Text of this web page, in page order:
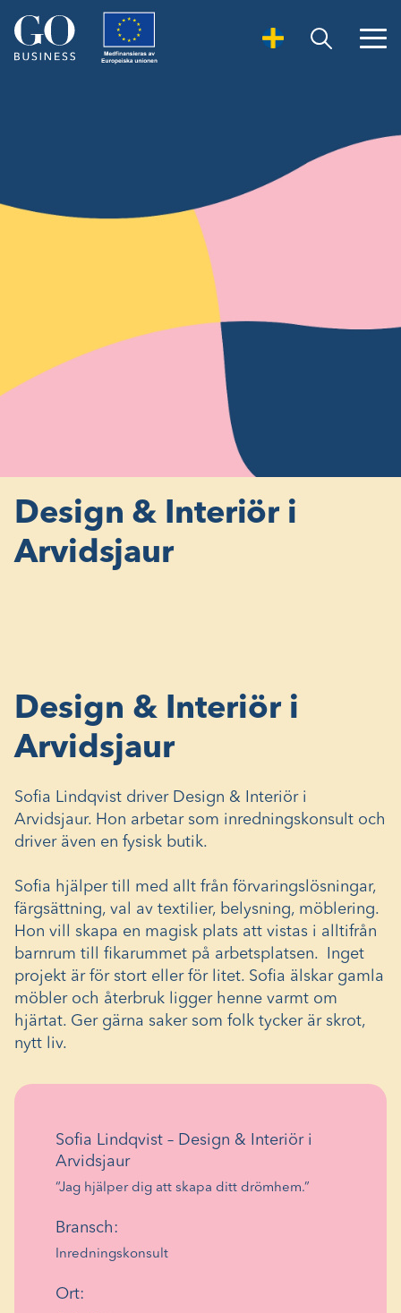
Open Search
Design & Interiör i
Arvidsjaur
Design & Interiör i
Arvidsjaur
Sofia Lindqvist driver Design & Interiör i
Arvidsjaur. Hon arbetar som inredningskonsult och
driver även en fysisk butik.
Sofia hjälper till med allt från förvaringslösningar,
färgsättning, val av textilier, belysning, möblering.
Hon vill skapa en magisk plats att vistas i alltifrån
barnrum till fikarummet på arbetsplatsen. Inget
projekt är för stort eller för litet. Sofia älskar gamla
möbler och återbruk ligger henne varmt om
hjärtat. Ger gärna saker som folk tycker är skrot,
nytt liv.
Sofia Lindqvist – Design & Interiör i
Arvidsjaur
“Jag hjälper dig att skapa ditt drömhem.”
Bransch:
Inredningskonsult
Ort: